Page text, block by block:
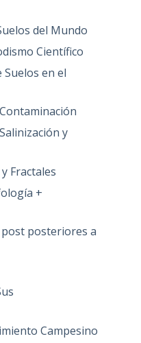
del Mundo
Científico
en el
y
Fractales
+
posteriores a
Campesino